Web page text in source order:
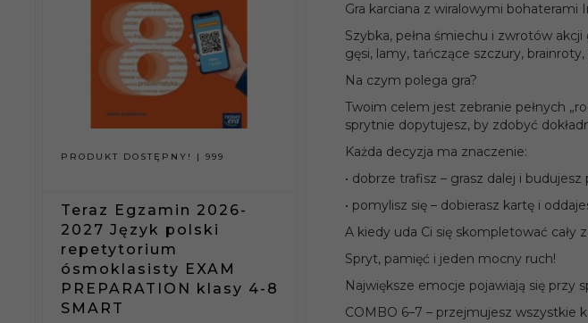
PRODUKT DOSTĘPNY! 999
Teraz Egzamin 2026-
2027 Język polski
repetytorium
ósmoklasisty EXAM
PREPARATION klasy 4-8
SMART
PRODUKT DOSTĘPNY! 99
Nowe Repetytorium
języka niemieckiego Z
gramatyki
dlaśredniozaawansow
anych i
zaawansowanych B1/C1
Gra karciana z wiralowymi bohaterami
Szybka, pełna śmiechu i zwrotów
gęsi, lamy, tańczące szczury,
Na czym polega gra?
Twoim celem jest zebranie pełnych
sprytnie dopytujesz, by zdobyć
Każda decyzja ma znaczenie:
• dobrze trafisz – grasz dalej i budujesz
• pomylisz się – dobierasz kartę i
A kiedy uda Ci się skompletować cały
Spryt, pamięć i jeden mocny ruch!
Największe emocje pojawiają się przy
COMBO 6–7 – przejmujesz wszystkie
Wydawca: Alexander
Rok
publikacji:
2026